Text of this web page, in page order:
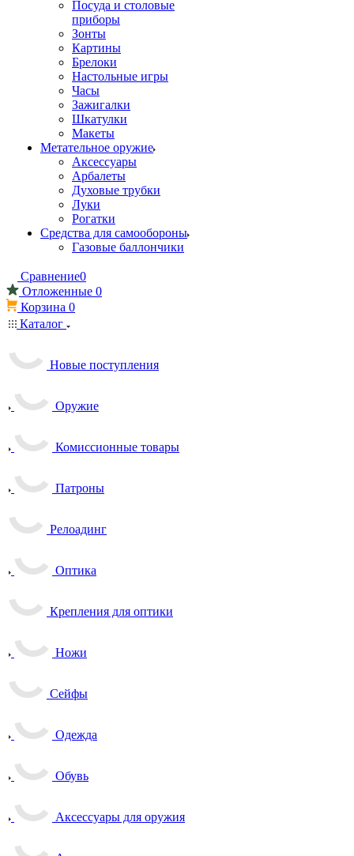
Посуда и столовые
приборы
Зонты
Картины
Брелоки
Настольные игры
Часы
Зажигалки
Шкатулки
Макеты
Метательное оружие
Аксессуары
Арбалеты
Духовые трубки
Луки
Рогатки
Средства для самообороны
Газовые баллончики
Сравнение0
Отложенные 0
Корзина 0
Каталог
Новые поступления
Оружие
Комиссионные товары
Патроны
Релоадинг
Оптика
Крепления для оптики
Ножи
Сейфы
Одежда
Обувь
Аксессуары для оружия